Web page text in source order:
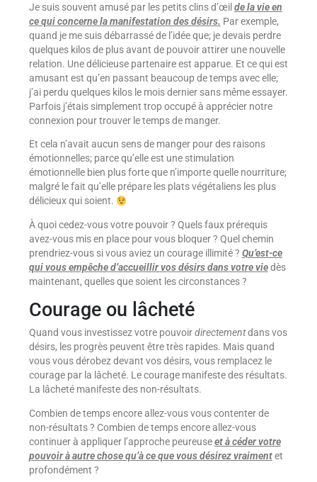
Je suis souvent amusé par les petits clins d’œil de la vie en
ce qui concerne la manifestation des désirs. Par exemple,
quand je me suis débarrassé de l’idée que; je devais perdre
quelques kilos de plus avant de pouvoir attirer une nouvelle
relation. Une délicieuse partenaire est apparue. Et ce qui est
amusant est qu’en passant beaucoup de temps avec elle;
j’ai perdu quelques kilos le mois dernier sans même essayer.
Parfois j’étais simplement trop occupé à apprécier notre
connexion pour trouver le temps de manger.
Et cela n’avait aucun sens de manger pour des raisons
émotionnelles; parce qu’elle est une stimulation
émotionnelle bien plus forte que n’importe quelle nourriture;
malgré le fait qu’elle prépare les plats végétaliens les plus
délicieux qui soient.
À quoi cedez-vous votre pouvoir ? Quels faux prérequis
avez-vous mis en place pour vous bloquer ? Quel chemin
prendriez-vous si vous aviez un courage illimité ? Qu’est-ce
qui vous empêche d’accueillir vos désirs dans votre viedès
maintenant, quelles que soient les circonstances ?
Courage ou lâcheté
Quand vous investissez votre pouvoirdirectementdans vos
désirs, les progrès peuvent être très rapides. Mais quand
vous vous dérobez devant vos désirs, vous remplacez le
courage par la lâcheté. Le courage manifeste des résultats.
La lâcheté manifeste des non-résultats.
Combien de temps encore allez-vous vous contenter de
non-résultats ? Combien de temps encore allez-vous
continuer à appliquer l’approche peureuseet à céder votre
pouvoir à autre chose qu’à ce que vous désirez vraimentet
profondément ?